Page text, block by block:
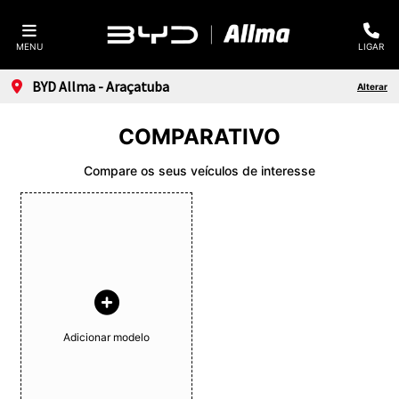
MENU LIGAR
BYD Allma - Araçatuba Alterar
COMPARATIVO
Compare os seus veículos de interesse
Adicionar modelo